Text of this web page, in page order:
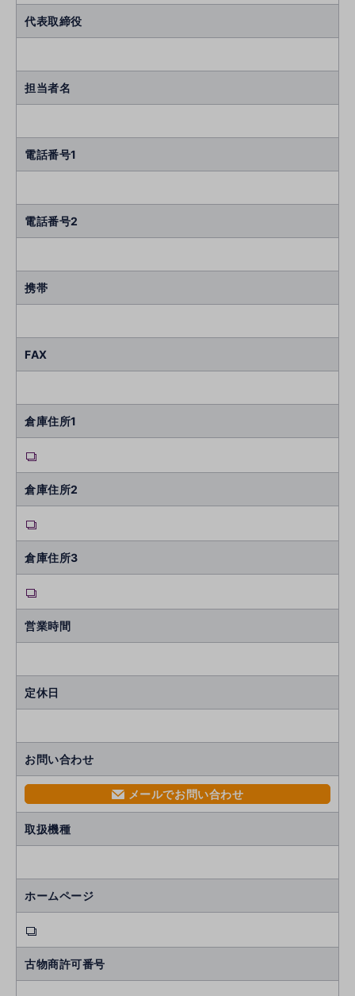
代表取締役
担当者名
電話番号1
電話番号2
携帯
FAX
倉庫住所1
倉庫住所2
倉庫住所3
営業時間
定休日
お問い合わせ
mail メールでお問い合わせ
取扱機種
ホームページ
古物商許可番号